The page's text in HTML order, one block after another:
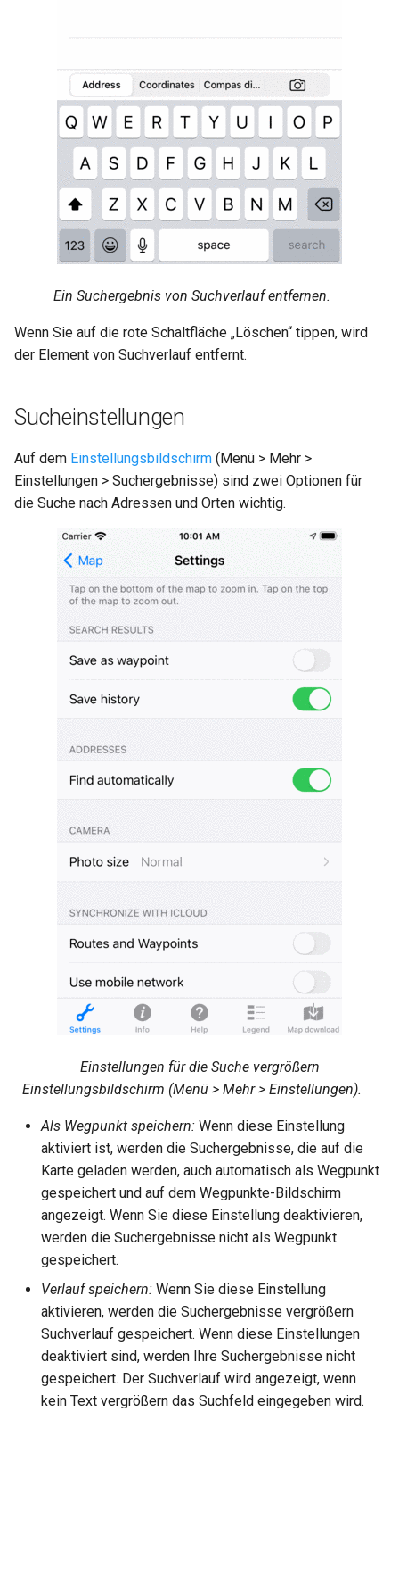
Ein Suchergebnis von Suchverlauf entfernen.
Wenn Sie auf die rote Schaltfläche „Löschen“ tippen, wird
der Element von Suchverlauf entfernt.
Sucheinstellungen
Auf dem Einstellungsbildschirm (Menü > Mehr >
Einstellungen > Suchergebnisse) sind zwei Optionen für
die Suche nach Adressen und Orten wichtig.
Einstellungen für die Suche vergrößern
Einstellungsbildschirm (Menü > Mehr > Einstellungen).
Als Wegpunkt speichern: Wenn diese Einstellung
aktiviert ist, werden die Suchergebnisse, die auf die
Karte geladen werden, auch automatisch als Wegpunkt
gespeichert und auf dem Wegpunkte-Bildschirm
angezeigt. Wenn Sie diese Einstellung deaktivieren,
werden die Suchergebnisse nicht als Wegpunkt
gespeichert.
Verlauf speichern: Wenn Sie diese Einstellung
aktivieren, werden die Suchergebnisse vergrößern
Suchverlauf gespeichert. Wenn diese Einstellungen
deaktiviert sind, werden Ihre Suchergebnisse nicht
gespeichert. Der Suchverlauf wird angezeigt, wenn
kein Text vergrößern das Suchfeld eingegeben wird.